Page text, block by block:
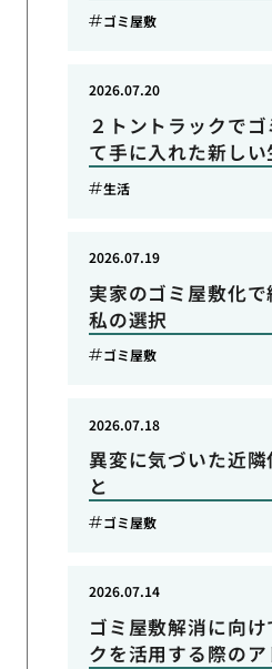
ゴミ屋敷
２トントラックで
て手に入れた新しい
2026.07.20
生活
実家のゴミ屋敷化
私の選択
2026.07.19
ゴミ屋敷
異変に気づいた近隣
と
2026.07.18
ゴミ屋敷
ゴミ屋敷解消に向
クを活用する際のア
2026.07.14